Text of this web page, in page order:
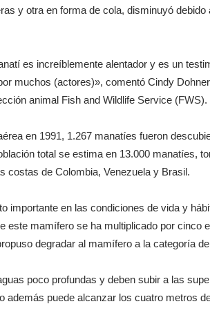
y otra en forma de cola, disminuyó
es increíblemente alentador y es un
muchos (actores)», comentó Cindy
animal Fish and Wildlife Service (FWS).
en 1991, 1.267 manatíes fueron
total se estima en 13.000 manatíes,
costas de Colombia, Venezuela y Brasil.
importante en las condiciones de vida y
este mamífero se ha multiplicado por cinco
degradar al mamífero a la categoría
poco profundas y deben subir a las
además puede alcanzar los cuatro metros